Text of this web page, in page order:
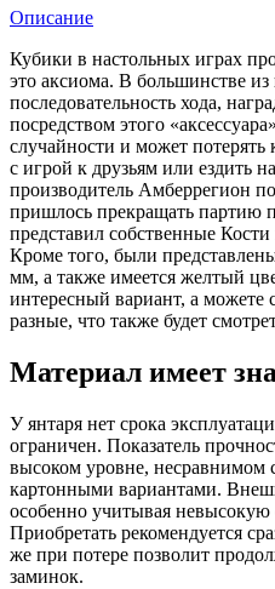
Описание
Кубики в настольных играх
это аксиома. В большинстве из
последовательность хода,
посредством этого
случайности и может потерять
с игрой к друзьям или ездить
производитель Амберрегион
пришлось прекращать партию
представил собственные
Кроме того, были
мм, а также имеется желтый
интересный вариант, а можете
разные, что также будет
Материал имеет
У янтаря нет срока
ограничен. Показатель
высоком уровне, несравнимом
картонными вариантами.
особенно учитывая невысокую
Приобретать рекомендуется
же при потере позволит
заминок.